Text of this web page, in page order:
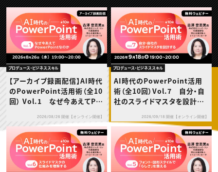
転職支援サービス
CONTENTS
スキルアップしたい！
スキルアップしたい！ トップ
デザイン
プログラミング
動画配信・映像制作
編集・ライティング
マーケティング
ディレクション
業界解説・キャリア事情
お役立ち基礎知識
TOP Creator’s コラム
TOP Creator’s コラム トップ
Webクリエイター
アプリクリエイター
ゲームクリエイター
映像クリエイター
マーケッター
クリエイターインタビュー
C＆R Magazine
セミナー
ニュース・トレンド
ニュース・トレンド トップ
Web
映像
ゲーム・エンタメ
広告
出版
CREATIVE VILLAGEからのお知らせ
プロデュース・ビジネススキル
【アーカイブ録画配信】AI時代
のPowerPoint活用術（全10
回） Vol.1 なぜ今あえてPo
2026/08/26 開催【オンライン開催】
プロデュース・ビジネススキル
AI時代のPowerPoint活用
術（全10回）Vol.7 自分・自
社のスライドマスタを設計す
2026/09/18 開催【オンライン開催】